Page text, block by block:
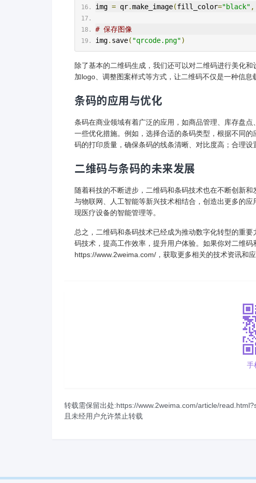
img = qr.make_image(fill_color="black" ,
# 保存图像
img. save( "qrcode.png")
除了基本的二维码生成，我们还可以对二维码进行美化
加logo、调整图案样式等方式，让二维码不仅是一种信息
条码的应用与优化
条码在商业领域有着广泛的应用，如商品管理、库存盘
一些优化措施。例如，选择合适的条码类型，根据不同
码的打印质量，确保条码的线条清晰、对比度高；合理设
二维码与条码的未来发展
随着科技的不断进步，二维码和条码技术也在不断创新
与物联网、人工智能等新兴技术相结合，创造出更多的
现医疗设备的智能管理等。
总之，二维码和条码技术已经成为推动数字化转型的重
码技术，提高工作效率，提升用户体验。如果你对二维
https://www.2weima.com/，获取更多相关的技术资讯和应
手
转载需保留出处:https://www.2weima.com/article/
且未经用户允许禁止转载